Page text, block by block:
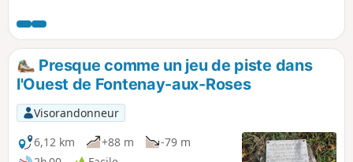
plateau de Saclay, ou encore Bois de Verrières.Deux côtes
d'un à deux kilomètres rendent "Moyenne" la difficulté de
cet itinéraire d'environ 40 km ; il nécessite donc un
minimum de pratique du vélo.
Presque comme un jeu de piste dans
l'Ouest de Fontenay-aux-Roses
Visorandonneur
6,12 km
+88 m
-79 m